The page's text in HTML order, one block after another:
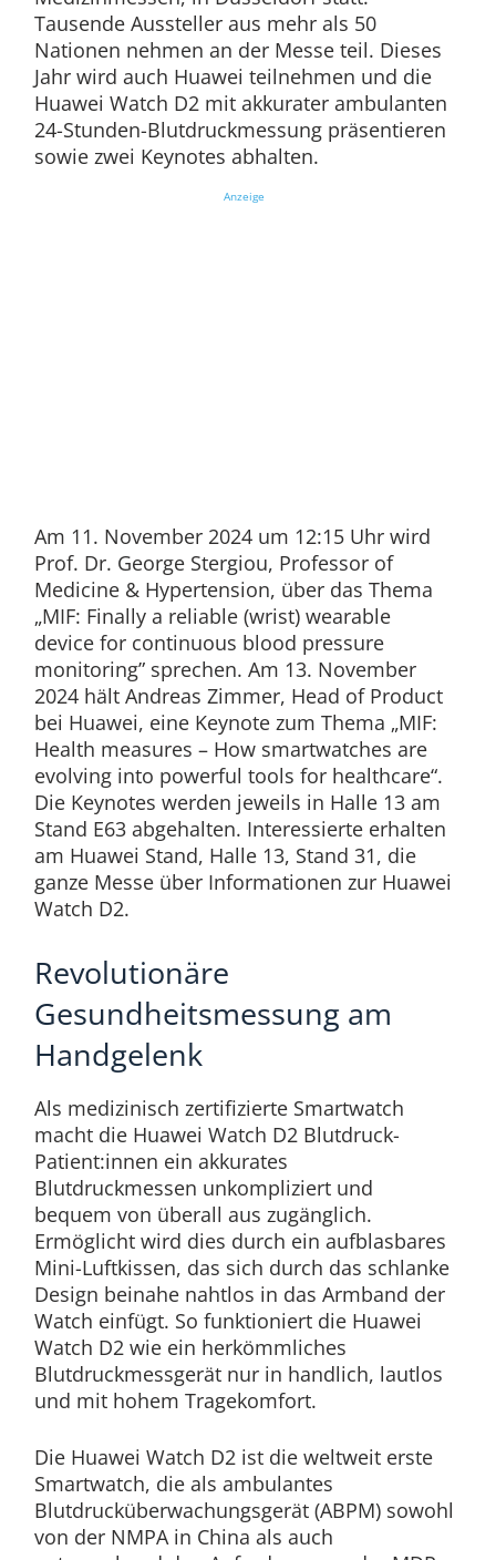
Tausende Aussteller aus mehr als 50
Nationen nehmen an der Messe teil. Dieses
Jahr wird auch Huawei teilnehmen und die
Huawei Watch D2 mit akkurater ambulanten
24-Stunden-Blutdruckmessung präsentieren
sowie zwei Keynotes abhalten.
Anzeige
Am 11. November 2024 um 12:15 Uhr wird
Prof. Dr. George Stergiou, Professor of
Medicine & Hypertension, über das Thema
„MIF: Finally a reliable (wrist) wearable
device for continuous blood pressure
monitoring” sprechen. Am 13. November
2024 hält Andreas Zimmer, Head of Product
bei Huawei, eine Keynote zum Thema „MIF:
Health measures – How smartwatches are
evolving into powerful tools for healthcare“.
Die Keynotes werden jeweils in Halle 13 am
Stand E63 abgehalten. Interessierte erhalten
am Huawei Stand, Halle 13, Stand 31, die
ganze Messe über Informationen zur Huawei
Watch D2.
Revolutionäre
Gesundheitsmessung am
Handgelenk
Als medizinisch zertifizierte Smartwatch
macht die Huawei Watch D2 Blutdruck-
Patient:innen ein akkurates
Blutdruckmessen unkompliziert und
bequem von überall aus zugänglich.
Ermöglicht wird dies durch ein aufblasbares
Mini-Luftkissen, das sich durch das schlanke
Design beinahe nahtlos in das Armband der
Watch einfügt. So funktioniert die Huawei
Watch D2 wie ein herkömmliches
Blutdruckmessgerät nur in handlich, lautlos
und mit hohem Tragekomfort.
Die Huawei Watch D2 ist die weltweit erste
Smartwatch, die als ambulantes
Blutdrucküberwachungsgerät (ABPM) sowohl
von der NMPA in China als auch